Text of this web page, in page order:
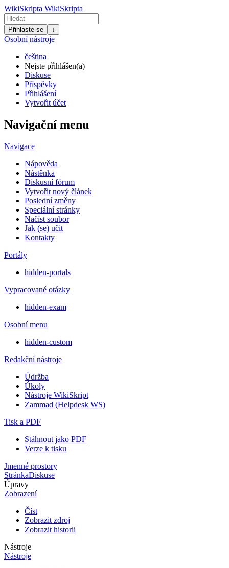
WikiSkripta WikiSkripta
Přihlaste se ↓
Osobní nástroje
čeština
Nejste přihlášen(a)
Diskuse
Příspěvky
Přihlášení
Vytvořit účet
Navigační menu
Navigace
Nápověda
Nástěnka
Diskusní fórum
Vytvořit nový článek
Poslední změny
Speciální stránky
Načíst soubor
Jak (se) učit
Kontakty
Portály
hidden-portals
Vypracované otázky
hidden-exam
Osobní menu
hidden-custom
Redakční nástroje
Údržba
Úkoly
Nástroje WikiSkript
Zammad (Helpdesk WS)
Tisk a PDF
Stáhnout jako PDF
Verze k tisku
Jmenné prostory
StránkaDiskuse
Úpravy
Zobrazení
Číst
Zobrazit zdroj
Zobrazit historii
Nástroje
Nástroje